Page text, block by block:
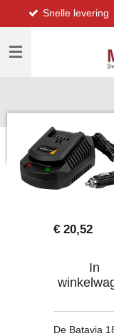
direct
naar
hoofdinhoud
Snelle levering
€ 20,52
In
De Batavia